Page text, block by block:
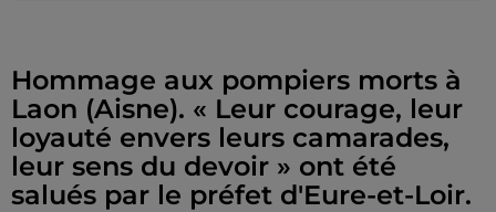
Hommage aux pompiers morts à
Laon (Aisne). « Leur courage, leur
loyauté envers leurs camarades,
leur sens du devoir » ont été
salués par le préfet d'Eure-et-Loir.